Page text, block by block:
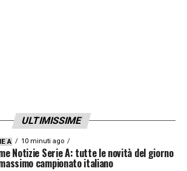
ULTIMISSIME
A 10 minuti ago
Notizie Serie A: tutte le novità del giorno
campionato italiano